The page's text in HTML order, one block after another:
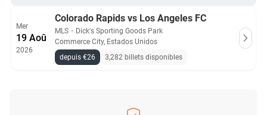
Mer
19 Aoû
2026
Colorado Rapids vs Los Angeles FC
MLS ・ Dick's Sporting Goods Park
Commerce City, Estados Unidos
depuis €26
3,282 billets disponibles